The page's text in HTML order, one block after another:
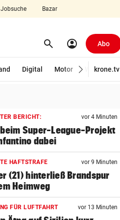
Jobsuche Bazar
search Suchen
account_circle Abo
Digital Motor Wirtschaft
krone.tv
BERICHT: vor 4 Minuten
Super-League-Projekt
dabei
HAFTSTRAFE vor 9 Minuten
(21) hinterließ Brandspur
Heimweg
FÜR LUFTFAHRT vor 13 Minuten